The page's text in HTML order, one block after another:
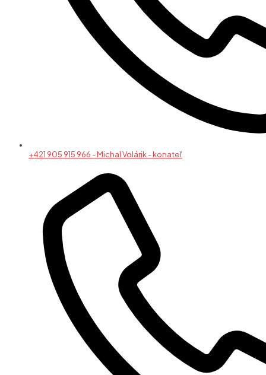
+421 905 915 966 - Michal Volárik - konateľ